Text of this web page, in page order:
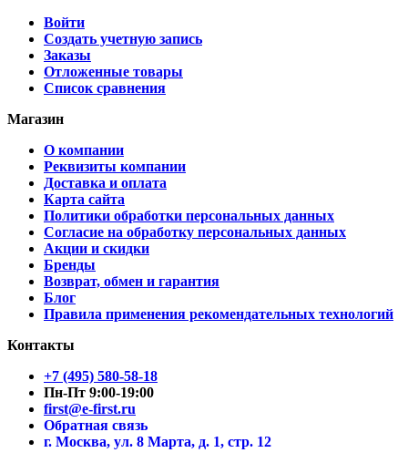
Войти
Создать учетную запись
Заказы
Отложенные товары
Список сравнения
Магазин
О компании
Реквизиты компании
Доставка и оплата
Карта сайта
Политики обработки персональных данных
Согласие на обработку персональных данных
Акции и скидки
Бренды
Возврат, обмен и гарантия
Блог
Правила применения рекомендательных технологий
Контакты
+7 (495) 580-58-18
Пн-Пт 9:00-19:00
first@e-first.ru
Обратная связь
г. Москва, ул. 8 Марта, д. 1, стр. 12